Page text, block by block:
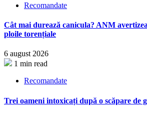
Recomandate
Cât mai durează canicula? ANM
ploile torențiale
6 august 2026
1 min read
Recomandate
Trei oameni intoxicați după o scăpare de